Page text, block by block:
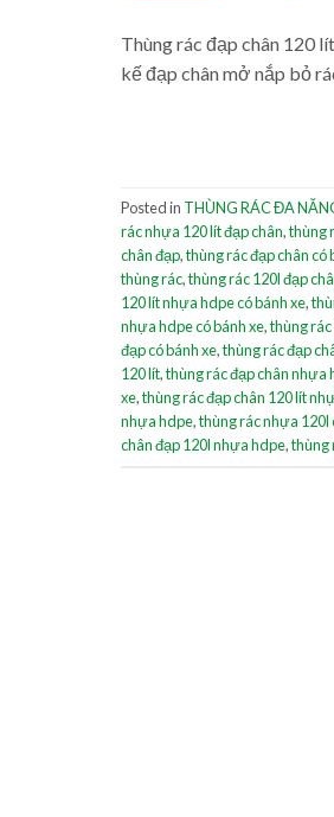
Thùng rác đạp chân 120
kế đạp chân mở nắp bỏ
Posted in THÙNG RÁC ĐA
rác nhựa 120 lít đạp chân,thùng
chân đạp,thùng rác đạp chân có
thùng rác,thùng rác 120l đạp
120 lít nhựa hdpe có bánh xe,
nhựa hdpe có bánh xe,thùng rác
đạp có bánh xe,thùng rác đạp
120 lít,thùng rác đạp chân nhựa
xe,thùng rác đạp chân 120 lít
nhựa hdpe,thùng rác nhựa 120l
chân đạp 120l nhựa hdpe,thùng